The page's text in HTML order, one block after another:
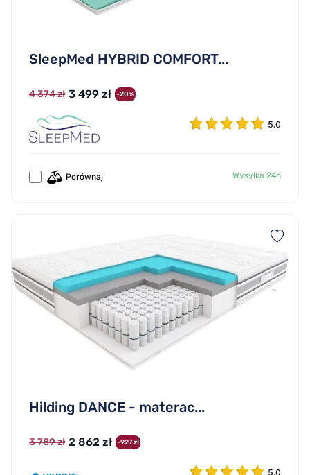
SleepMed HYBRID COMFORT...
4 374 zł 3 499 zł -20%
5.0
Porównaj Wysyłka 24h
Hilding DANCE - materac...
3 789 zł 2 862 zł -927 zł
5.0